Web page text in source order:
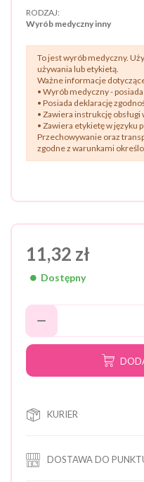
RODZAJ:
Wyrób medyczny inny
To jest wyrób medyczny.
używania lub etykietą.
Ważne informacje
• Wyrób medyczny -
• Posiada deklarację
• Zawiera instrukcję obsługi
• Zawiera etykietę w języku
Przechowywanie oraz
zgodne z warunkami
11,32 zł
Dostępny
KURIER
DOSTAWA DO